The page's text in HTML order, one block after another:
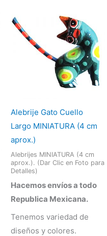
Alebrije Gato Cuello
Largo MINIATURA (4 cm
aprox.)
Alebrijes MINIATURA (4 cm
aprox.). (Dar Clic en Foto para
Detalles)
Hacemos envíos a todo
Republica Mexicana.
Tenemos variedad de
diseños y colores.